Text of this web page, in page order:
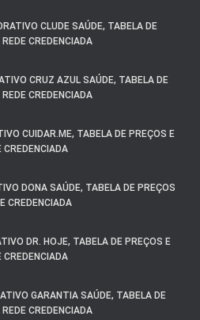
CLUDE SAÚDE, TABELA DE
REDE CREDENCIADA
CRUZ AZUL SAÚDE, TABELA DE
REDE CREDENCIADA
CUIDAR.ME, TABELA DE PREÇOS E
CREDENCIADA
DONA SAÚDE, TABELA DE PREÇOS
CREDENCIADA
DR. HOJE, TABELA DE PREÇOS E
CREDENCIADA
GARANTIA SAÚDE, TABELA DE
REDE CREDENCIADA